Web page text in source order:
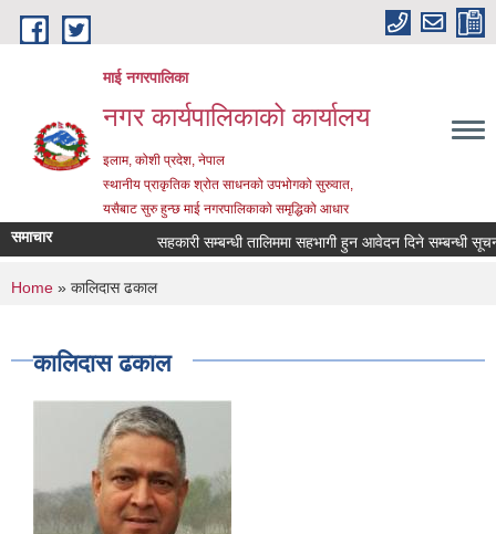
Skip to main content
माई नगरपालिका
नगर कार्यपालिकाको कार्यालय
इलाम, कोशी प्रदेश, नेपाल
स्थानीय प्राकृतिक श्रोत साधनको उपभोगको सुरुवात,
यसैबाट सुरु हुन्छ माई नगरपालिकाको समृद्धिको आधार
समाचार सहकारी सम्बन्धी तालिममा सहभागी हुन आवेदन दिने सम्बन्धी सूचना
You are here
Home » कालिदास ढकाल
कालिदास ढकाल